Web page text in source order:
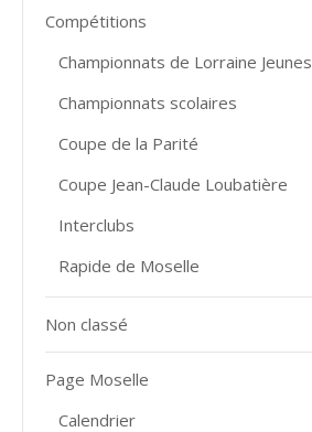
Compétitions
Championnats de Lorraine Jeunes
Championnats scolaires
Coupe de la Parité
Coupe Jean-Claude Loubatière
Interclubs
Rapide de Moselle
Non classé
Page Moselle
Calendrier